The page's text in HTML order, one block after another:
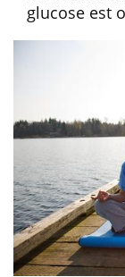
glucose est